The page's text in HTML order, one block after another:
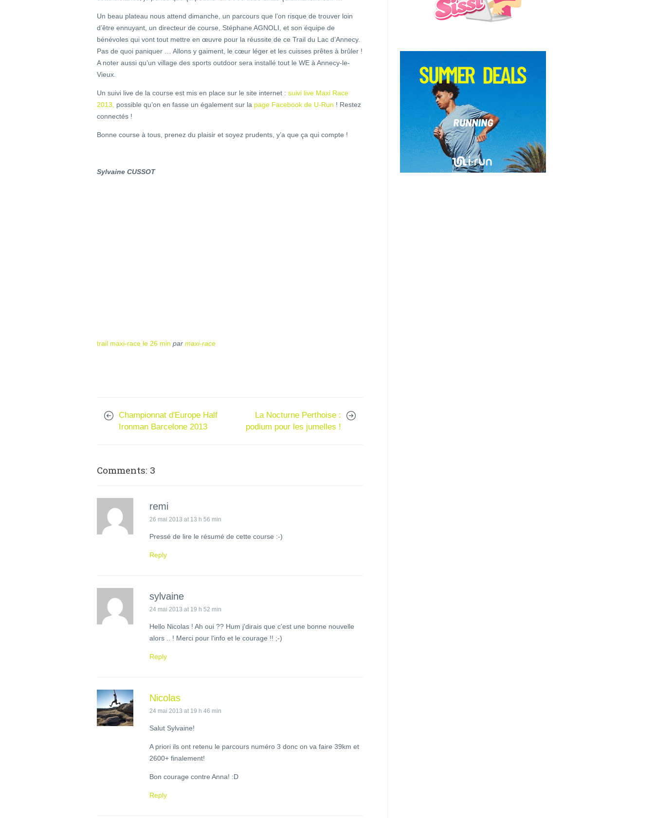
Un beau plateau nous attend dimanche, un parcours que l’on risque de trouver loin
d’être ennuyant, un directeur de course, Stéphane AGNOLI, et son équipe de
bénévoles qui vont tout mettre en œuvre pour la réussite de ce Trail du Lac d’Annecy.
Pas de quoi paniquer … Allons y gaiment, le cœur léger et les cuisses prêtes à brûler !
A noter aussi qu’un village des sports outdoor sera installé tout le WE à Annecy-le-
Vieux.
Un suivi live de la course est mis en place sur le site internet : suivi live Maxi Race
2013,
possible qu’on en fasse un également sur la page Facebook de U-Run ! Restez
connectés !
Bonne course à tous, prenez du plaisir et soyez prudents, y’a que ça qui compte !
Sylvaine CUSSOT
trail maxi-race le 26 min par maxi-race
Championnat d'Europe Half
Ironman Barcelone 2013
La Nocturne Perthoise :
podium pour les jumelles !
Comments: 3
remi
26 mai 2013 at 13 h 56 min
Pressé de lire le résumé de cette course :-)
Reply
sylvaine
24 mai 2013 at 19 h 52 min
Hello Nicolas ! Ah oui ?? Hum j'dirais que c'est une bonne nouvelle
alors .. ! Merci pour l'info et le courage !! ;-)
Reply
Nicolas
24 mai 2013 at 19 h 46 min
Salut Sylvaine!
A priori ils ont retenu le parcours numéro 3 donc on va faire 39km et
2600+ finalement!
Bon courage contre Anna! :D
Reply